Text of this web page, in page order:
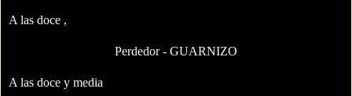
A las doce ,
Perdedor - GUARNIZO
A las doce y media